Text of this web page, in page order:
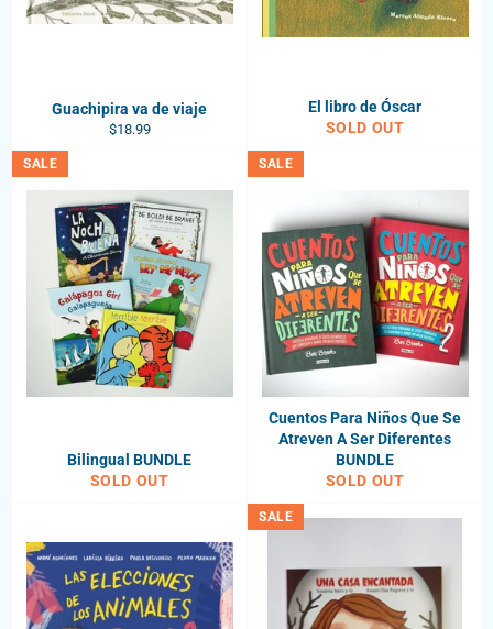
Guachipira va de viaje
Regular
$18.99
El libro de Óscar
SOLD OUT
Bilingual BUNDLE
SOLD OUT
SALE
Cuentos Para Niños Que Se
Atreven A Ser Diferentes
BUNDLE
SOLD OUT
SALE
SALE